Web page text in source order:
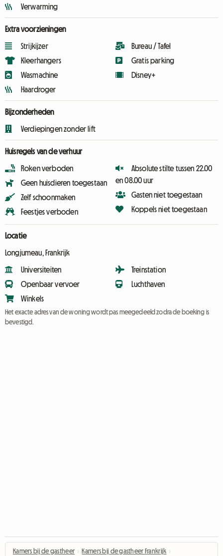
Verwarming
Extra voorzieningen
Strijkijzer
Kleerhangers
Wasmachine
Haardroger
Bureau / Tafel
Gratis parking
Disney+
Bijzonderheden
Verdiepingen zonder lift
Huisregels van de verhuur
Roken verboden
Geen huisdieren toegestaan
Zelf schoonmaken
Feestjes verboden
Absolute stilte tussen 22.00
en 08.00 uur
Gasten niet toegestaan
Koppels niet toegestaan
Locatie
Longjumeau, Frankrijk
Universiteiten
Openbaar vervoer
Winkels
Treinstation
Luchthaven
Het exacte adres van de woning wordt pas meegedeeld zodra de boeking is
bevestigd.
Kamers bij de gastheer › Kamers bij de gastheer Frankrijk ›